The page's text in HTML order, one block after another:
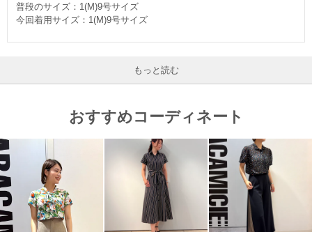
普段のサイズ：1(M)9号サイズ
今回着用サイズ：1(M)9号サイズ
もっと読む
おすすめコーディネート